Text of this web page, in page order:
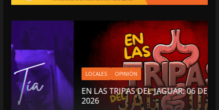
LOCALES OPINIÓN
EN LAS TRIPAS DEL JAGUAR: 06 DE AGOSTO DE
2026